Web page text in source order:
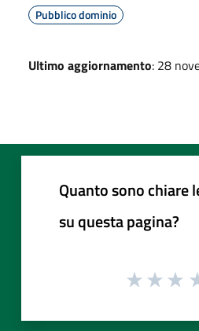
Pubblico dominio
Ultimo aggiornamento: 28
Quanto sono chiare
su questa pagina?